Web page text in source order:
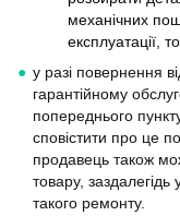
механічних
експлуатації,
у разі повернення
гарантійному
попереднього
сповістити про це
продавець також
товару,
такого ремонту.